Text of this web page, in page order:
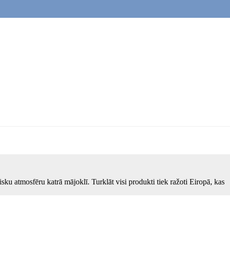
atmosfēru katrā mājoklī. Turklāt visi produkti tiek ražoti Eiropā, kas